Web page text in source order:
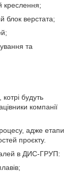
креслення;
блок верстата;
та
будуть
компанії
адже етапи
проєкту.
в ДИС-ГРУП: